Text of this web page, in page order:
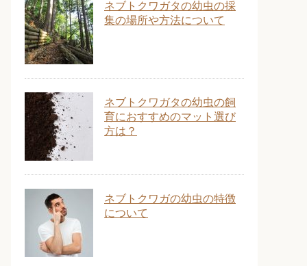
ネブトクワガタの幼虫の採
集の場所や方法について
ネブトクワガタの幼虫の飼
育におすすめのマット選び
方は？
ネブトクワガの幼虫の特徴
について